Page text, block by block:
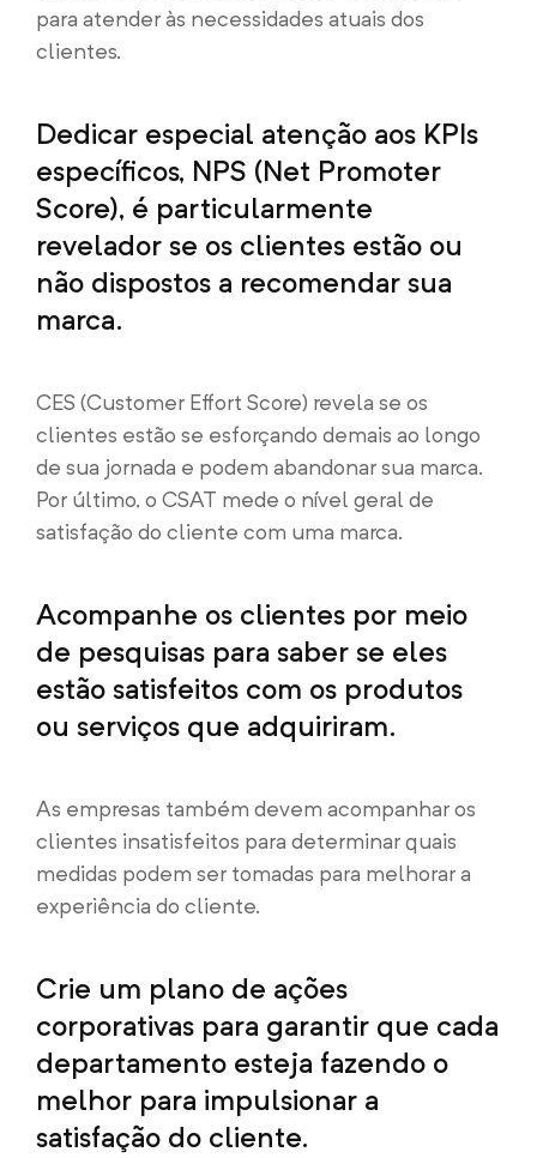
para atender às necessidades atuais dos
clientes.
Dedicar especial atenção aos KPIs
específicos, NPS (Net Promoter
Score), é particularmente
revelador se os clientes estão ou
não dispostos a recomendar sua
marca.
CES (Customer Effort Score) revela se os
clientes estão se esforçando demais ao longo
de sua jornada e podem abandonar sua marca.
Por último, o CSAT mede o nível geral de
satisfação do cliente com uma marca.
Acompanhe os clientes por meio
de pesquisas para saber se eles
estão satisfeitos com os produtos
ou serviços que adquiriram.
As empresas também devem acompanhar os
clientes insatisfeitos para determinar quais
medidas podem ser tomadas para melhorar a
experiência do cliente.
Crie um plano de ações
corporativas para garantir que cada
departamento esteja fazendo o
melhor para impulsionar a
satisfação do cliente.